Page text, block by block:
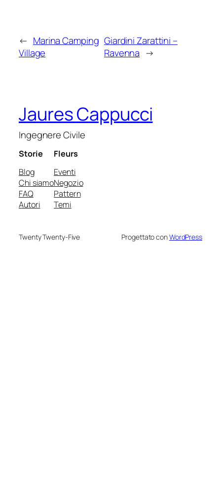
← Marina Camping
Village
Giardini Zarattini –
Ravenna →
Jaures Cappucci
Ingegnere Civile
Storie
Blog
Chi siamo
FAQ
Autori
Fleurs
Eventi
Negozio
Pattern
Temi
Twenty Twenty-Five Progettato conWordPress